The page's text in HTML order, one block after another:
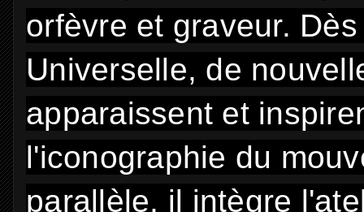
orfèvre et graveur.
Universelle, de
apparaissent et
l'iconographie du
parallèle, il intègre